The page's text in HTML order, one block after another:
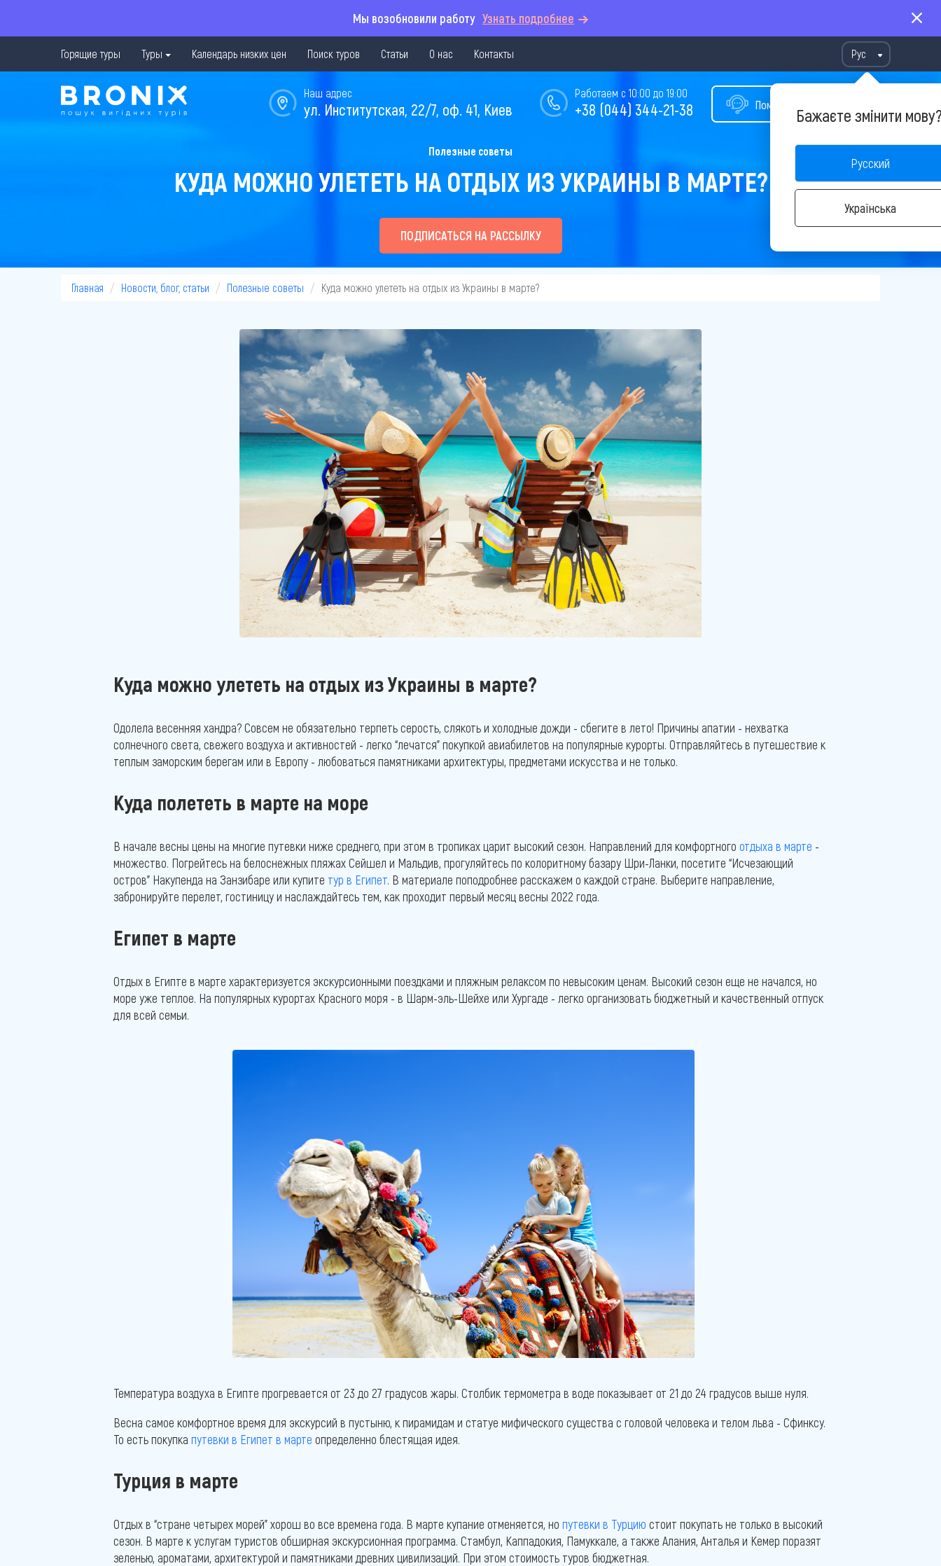
Мы возобновили работу Узнать подробнее
Горящие туры Туры Календарь низких цен Поиск туров Статьи О нас Контакты Рус
Бажаєте змінити
Русский
Українська
Помощь в подборе тура
Работаем с 10:00 до 19:00
+38 (044) 344-21-38
Наш адрес
ул. Институтская, 22/7, оф. 41, Киев
Полезные советы
КУДА МОЖНО УЛЕТЕТЬ НА ОТДЫХ ИЗ УКРАИНЫ В МАРТЕ?
ПОДПИСАТЬСЯ НА РАССЫЛКУ
Главная Новости, блог, статьи Полезные советы Куда можно улететь на отдых из Украины в марте?
Куда можно улететь на отдых из Украины в марте?
Одолела весенняя хандра? Совсем не обязательно терпеть серость, слякоть и холодные дожди - сбегите в лето! Причины апатии - нехватка
солнечного света, свежего воздуха и активностей - легко “лечатся” покупкой авиабилетов на популярные курорты. Отправляйтесь в путешествие к
теплым заморским берегам или в Европу - любоваться памятниками архитектуры, предметами искусства и не только.
Куда полететь в марте на море
В начале весны цены на многие путевки ниже среднего, при этом в тропиках царит высокий сезон. Направлений для комфортного отдыха в марте -
множество. Погрейтесь на белоснежных пляжах Сейшел и Мальдив, прогуляйтесь по колоритному базару Шри-Ланки, посетите “Исчезающий
остров” Накупенда на Занзибаре или купите тур в Египет. В материале поподробнее расскажем о каждой стране. Выберите направление,
забронируйте перелет, гостиницу и наслаждайтесь тем, как проходит первый месяц весны 2022 года.
Египет в марте
Отдых в Египте в марте характеризуется экскурсионными поездками и пляжным релаксом по невысоким ценам. Высокий сезон еще не начался, но
море уже теплое. На популярных курортах Красного моря - в Шарм-эль-Шейхе или Хургаде - легко организовать бюджетный и качественный отпуск
для всей семьи.
Температура воздуха в Египте прогревается от 23 до 27 градусов жары. Столбик термометра в воде показывает от 21 до 24 градусов выше нуля.
Весна самое комфортное время для экскурсий в пустыню, к пирамидам и статуе мифического существа с головой человека и телом льва - Сфинксу.
То есть покупка путевки в Египет в марте определенно блестящая идея.
Турция в марте
Отдых в “стране четырех морей” хорош во все времена года. В марте купание отменяется, но путевки в Турцию стоит покупать не только в высокий
сезон. В марте к услугам туристов обширная экскурсионная программа. Стамбул, Каппадокия, Памуккале, а также Алания, Анталья и Кемер поразят
зеленью, ароматами, архитектурой и памятниками древних цивилизаций. При этом стоимость туров бюджетная.